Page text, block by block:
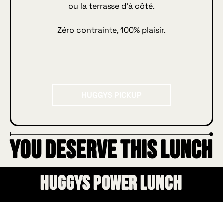
ou la terrasse d’à côté.
Zéro contrainte, 100% plaisir.
YOU DESERVE THIS LUNCH
HUGGYS Power Lunch